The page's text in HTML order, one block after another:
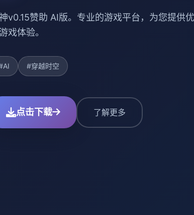
v0.15赞助 AI版。专业的游戏平台，为您提供
戏体验。
#穿越时空
点击下载 了解更多